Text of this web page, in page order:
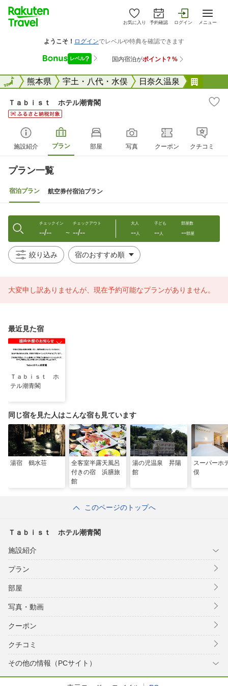
お気に入り 予約確認 ログイン メニュー
全国熊本県 宇土・八代・水俣 日奈久温泉
全国
Ｔａｂｉｓｔ ホテル潮青閣
施設紹介 プラン 部屋 写真 クーポン クチコミ
プラン一覧
宿泊プラン 航空券付宿泊プラン
チェックイン
--/-- 〜
チェックアウト
--/--
大人
--人
子ども
--人
部屋数
--部屋
絞り込み
大変申し訳ありませんが、現在予約可能なプランがありません。
最近見た宿
Ｔａｂｉｓｔ ホ
テル潮青閣
同じ宿を見た人はこんな宿も見ています
湯宿 鶴水荘
全客室半露天風呂
付きの宿 浜膳旅
館
湯の児温泉 昇陽
館
スーパーホ
俣
このページのトップへ
Ｔａｂｉｓｔ ホテル潮青閣
施設紹介
プラン
部屋
写真・動画
クーポン
クチコミ
その他の情報（PCサイト）